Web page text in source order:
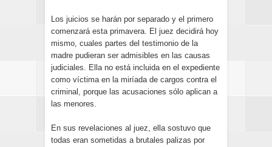
Los juicios se harán por separado y el primero
comenzará esta primavera. El juez decidirá hoy
mismo, cuales partes del testimonio de la
madre pudieran ser admisibles en las causas
judiciales. Ella no está incluida en el expediente
como víctima en la miríada de cargos contra el
criminal, porque las acusaciones sólo aplican a
las menores.
En sus revelaciones al juez, ella sostuvo que
todas eran sometidas a brutales palizas por